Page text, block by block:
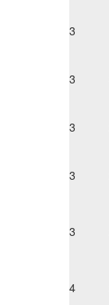
3
3
3
3
3
4